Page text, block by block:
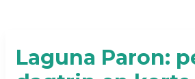
Laguna Paron: